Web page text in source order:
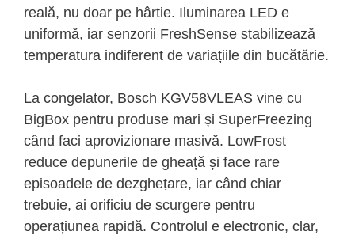
reală, nu doar pe hârtie. Iluminarea LED e
uniformă, iar senzorii FreshSense stabilizează
temperatura indiferent de variațiile din bucătărie.
La congelator, Bosch KGV58VLEAS vine cu
BigBox pentru produse mari și SuperFreezing
când faci aprovizionare masivă. LowFrost
reduce depunerile de gheață și face rare
episoadele de dezghețare, iar când chiar
trebuie, ai orificiu de scurgere pentru
operațiunea rapidă. Controlul e electronic, clar,